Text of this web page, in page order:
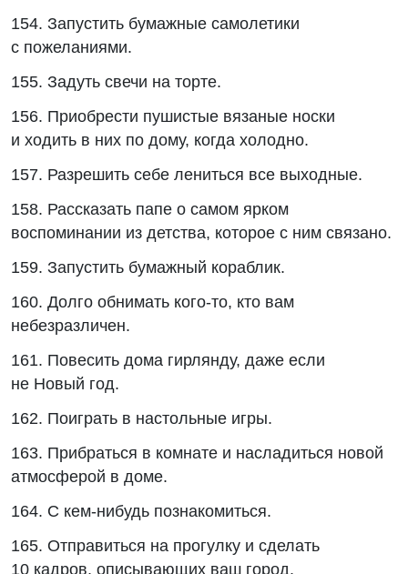
154. Запустить бумажные самолетики
с пожеланиями.
155. Задуть свечи на торте.
156. Приобрести пушистые вязаные носки
и ходить в них по дому, когда холодно.
157. Разрешить себе лениться все выходные.
158. Рассказать папе о самом ярком
воспоминании из детства, которое с ним связано.
159. Запустить бумажный кораблик.
160. Долго обнимать кого-то, кто вам
небезразличен.
161. Повесить дома гирлянду, даже если
не Новый год.
162. Поиграть в настольные игры.
163. Прибраться в комнате и насладиться новой
атмосферой в доме.
164. С кем-нибудь познакомиться.
165. Отправиться на прогулку и сделать
10 кадров, описывающих ваш город.